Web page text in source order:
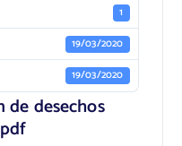
1
19/03/2020
19/03/2020
de desechos